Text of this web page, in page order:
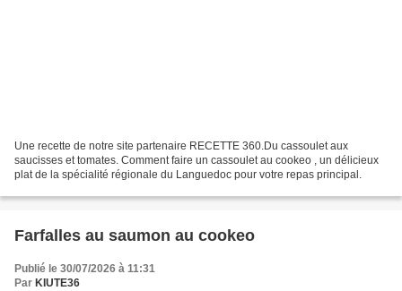
Une recette de notre site partenaire RECETTE 360.Du cassoulet aux
saucisses et tomates. Comment faire un cassoulet au cookeo , un délicieux
plat de la spécialité régionale du Languedoc pour votre repas principal.
Farfalles au saumon au cookeo
Publié le 30/07/2026 à 11:31
Par KIUTE36